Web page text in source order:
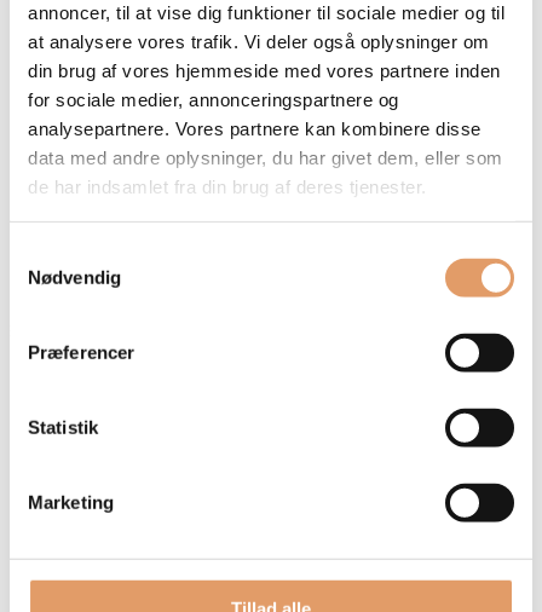
annoncer, til at vise dig funktioner til sociale medier og til
at analysere vores trafik. Vi deler også oplysninger om
din brug af vores hjemmeside med vores partnere inden
for sociale medier, annonceringspartnere og
analysepartnere. Vores partnere kan kombinere disse
data med andre oplysninger, du har givet dem, eller som
de har indsamlet fra din brug af deres tjenester.
Nødvendig
Præferencer
Statistik
Marketing
Vinduer og døre
Maler til erhverv
Indvendigt malerarbejde
Udvendigt malerarbejde
Referencer
Om os
Bæredygtigt håndværk
Galleri
Kontakt